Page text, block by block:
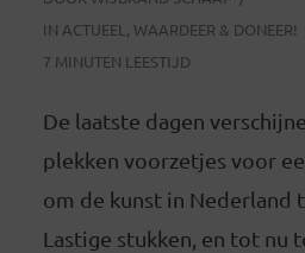
IN ACTUEEL , WAARDEER & DONEER!
7 MINUTEN LEESTIJD
De laatste dagen
plekken voorzetjes voor
om de kunst in Nederland
Lastige stukken, en tot nu